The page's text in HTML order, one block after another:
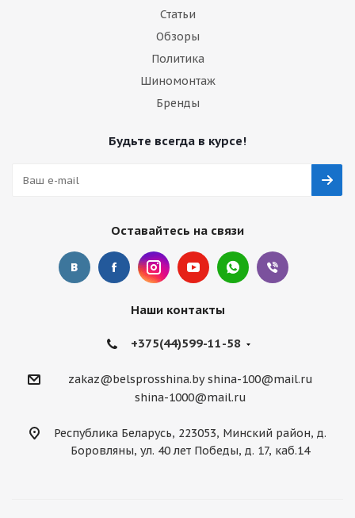
Статьи
Обзоры
Политика
Шиномонтаж
Бренды
Будьте всегда в курсе!
Оставайтесь на связи
Наши контакты
+375(44)599-11-58
zakaz@belsprosshina.by shina-100@mail.ru
shina-1000@mail.ru
Республика Беларусь, 223053, Минский район, д.
Боровляны, ул. 40 лет Победы, д. 17, каб.14